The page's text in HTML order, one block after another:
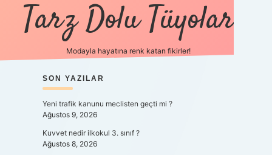
Tarz Dolu Tüyolar
Modayla hayatına renk katan fikirler!
SIDEBAR
SON YAZILAR
Yeni trafik kanunu meclisten geçti mi ?
Ağustos 9, 2026
Kuvvet nedir ilkokul 3. sınıf ?
Ağustos 8, 2026